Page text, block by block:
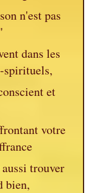
n'est pas
dans les
spirituels,
et
votre
trouver
bien,